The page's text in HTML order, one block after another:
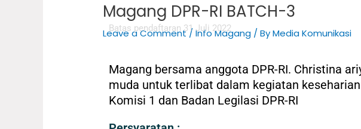
Magang DPR-RI BATCH-3
Leave a Comment /Info Magang / ByMedia Komunikasi
Batas pendaftaran 31 Juli 2022
Magang bersama anggota DPR-RI. Christina
muda untuk terlibat dalam kegiatan
Komisi 1 dan Badan Legilasi DPR-RI